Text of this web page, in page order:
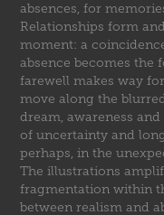
absences, for
Relationships form
moment: a
absence becomes the
farewell makes way
move along the
dream, awareness
of uncertainty and
perhaps, in the
The illustrations
fragmentation within
between realism and